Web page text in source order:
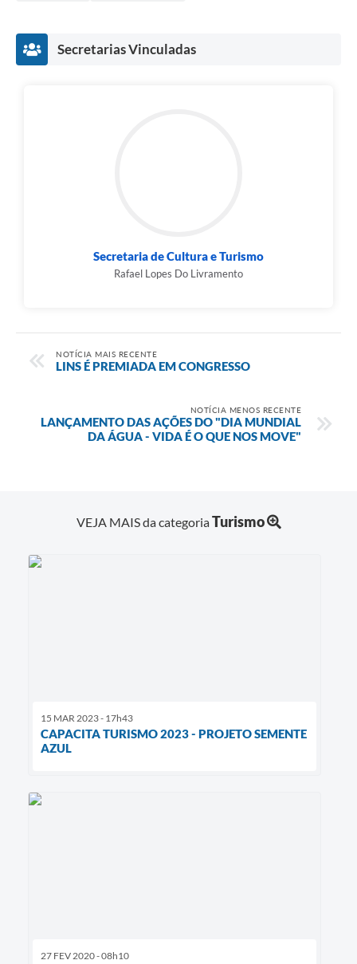
Secretarias Vinculadas
Secretaria de Cultura e Turismo
Rafael Lopes Do Livramento
NOTÍCIA MAIS RECENTE
LINS É PREMIADA EM CONGRESSO
NOTÍCIA MENOS RECENTE
LANÇAMENTO DAS AÇÕES DO "DIA MUNDIAL
DA ÁGUA - VIDA É O QUE NOS MOVE"
VEJA MAIS da categoriaTurismo
15 MAR 2023 - 17h43
CAPACITA TURISMO 2023 - PROJETO SEMENTE
AZUL
27 FEV 2020 - 08h10